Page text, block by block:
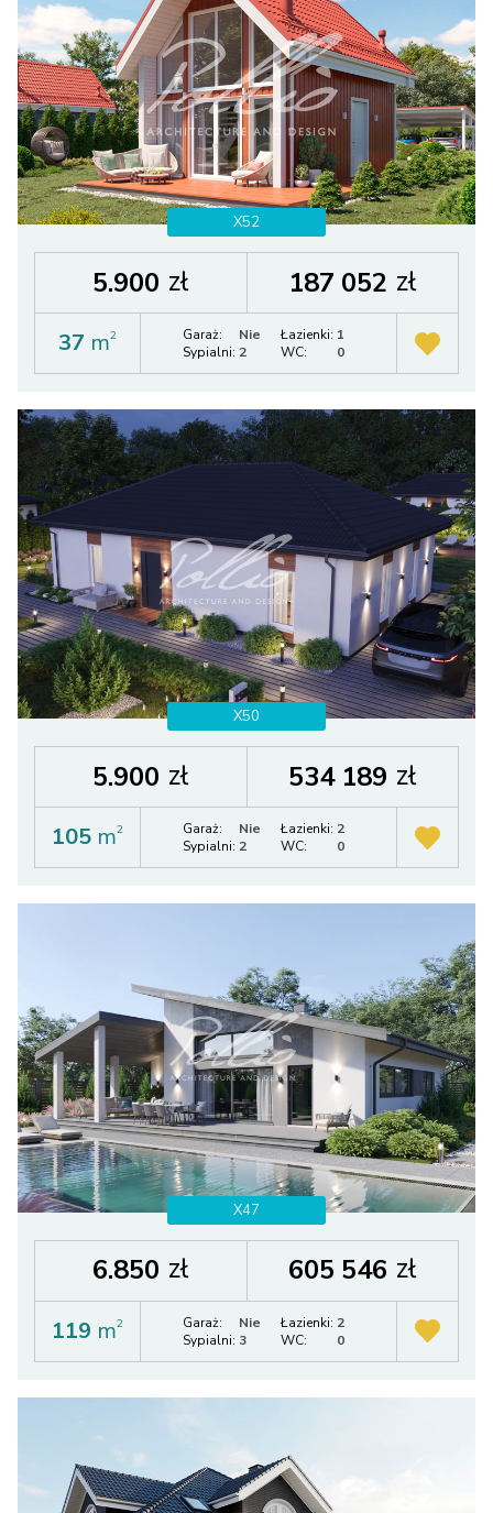
X52
5.900 zł 187 052 zł
37 m2 Garaż:
Nie
Sypialni: 2
Łazienki: 1
WC:
0
X50
5.900 zł 534 189 zł
105 m2 Garaż:
Nie
Sypialni: 2
Łazienki: 2
WC:
0
X47
6.850 zł 605 546 zł
119 m2 Garaż:
Nie
Sypialni: 3
Łazienki: 2
WC:
0